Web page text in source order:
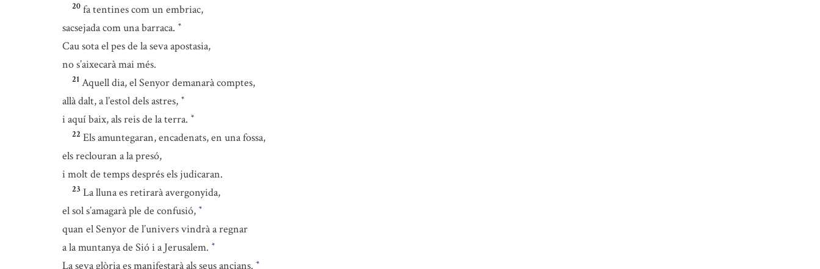
20 fa tentines com un embriac,
sacsejada com una barraca. *
Cau sota el pes de la seva apostasia,
no s’aixecarà mai més.
21 Aquell dia, el Senyor demanarà comptes,
allà dalt, a l’estol dels astres, *
i aquí baix, als reis de la terra. *
22 Els amuntegaran, encadenats, en una fossa,
els reclouran a la presó,
i molt de temps després els judicaran.
23 La lluna es retirarà avergonyida,
el sol s’amagarà ple de confusió, *
quan el Senyor de l’univers vindrà a regnar
a la muntanya de Sió i a Jerusalem. *
La seva glòria es manifestarà als seus ancians. *